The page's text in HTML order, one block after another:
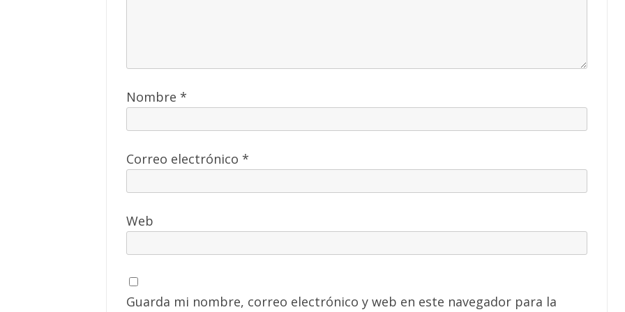
Nombre *
Correo electrónico *
Web
Guarda mi nombre, correo electrónico y web en este navegador para la